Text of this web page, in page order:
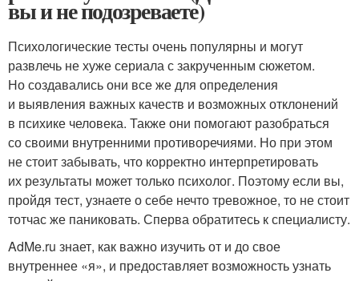
вы и не подозреваете)
Психологические тесты очень популярны и могут
развлечь не хуже сериала с закрученным сюжетом.
Но создавались они все же для определения
и выявления важных качеств и возможных отклонений
в психике человека. Также они помогают разобраться
со своими внутренними противоречиями. Но при этом
не стоит забывать, что корректно интерпретировать
их результаты может только психолог. Поэтому если вы,
пройдя тест, узнаете о себе нечто тревожное, то не стоит
тотчас же паниковать. Сперва обратитесь к специалисту.
AdMe.ru знает, как важно изучить от и до свое
внутреннее «я», и предоставляет возможность узнать